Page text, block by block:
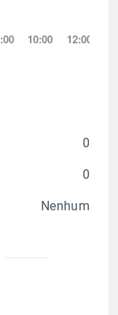
0
0
Nenhum